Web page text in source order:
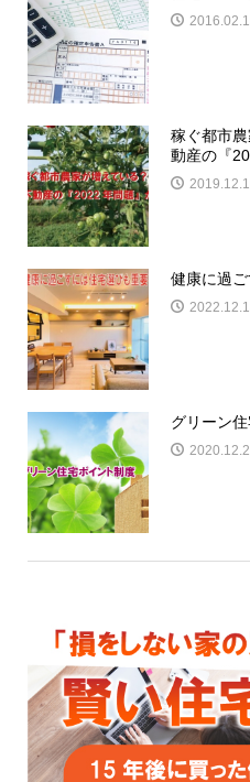
稼ぐ都市
動産の『
健康に過
グリーン